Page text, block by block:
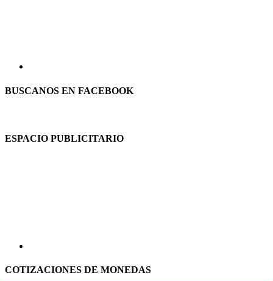
BUSCANOS EN FACEBOOK
ESPACIO PUBLICITARIO
COTIZACIONES DE MONEDAS